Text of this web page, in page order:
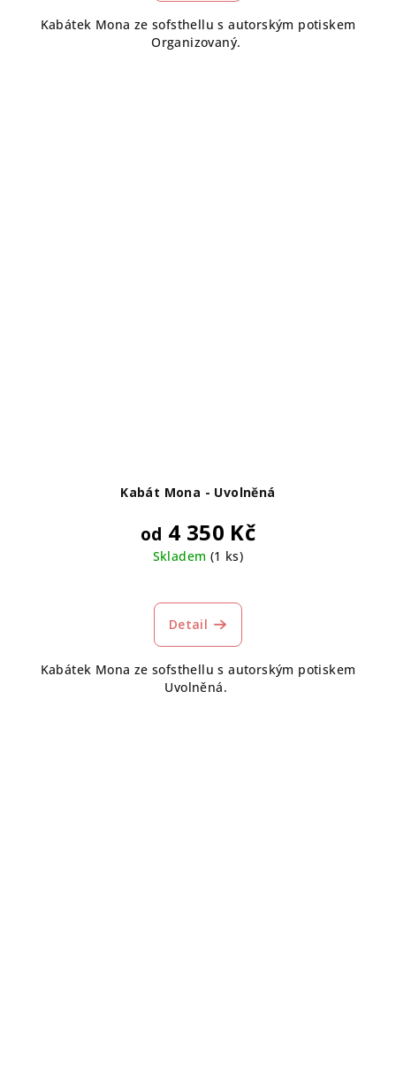
Kabátek Mona ze sofsthellu s autorským potiskem
Organizovaný.
Kabát Mona - Uvolněná
od 4 350 Kč
Skladem (1 ks)
Detail
Kabátek Mona ze sofsthellu s autorským potiskem
Uvolněná.